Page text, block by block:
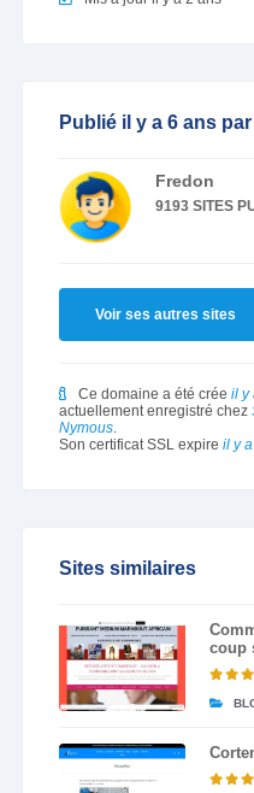
Publié il y a 6 ans par
Fredon
9193 SITES
Voir ses autres sites
Ce domaine a été crée il y
actuellement enregistré chez
Nymous.
Son certificat SSL expire il y
Sites similaires
coup